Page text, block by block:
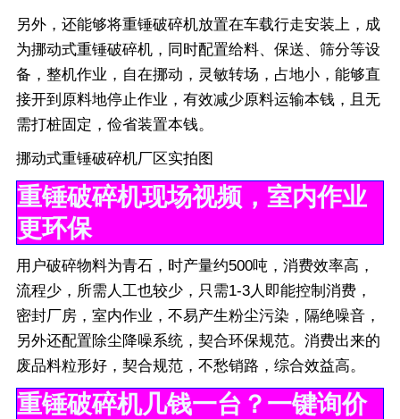
另外，还能够将重锤破碎机放置在车载行走安装上，成
为挪动式重锤破碎机，同时配置给料、保送、筛分等设
备，整机作业，自在挪动，灵敏转场，占地小，能够直
接开到原料地停止作业，有效减少原料运输本钱，且无
需打桩固定，俭省装置本钱。
挪动式重锤破碎机厂区实拍图
重锤破碎机现场视频，室内作业
更环保
用户破碎物料为青石，时产量约500吨，消费效率高，
流程少，所需人工也较少，只需1-3人即能控制消费，
密封厂房，室内作业，不易产生粉尘污染，隔绝噪音，
另外还配置除尘降噪系统，契合环保规范。消费出来的
废品料粒形好，契合规范，不愁销路，综合效益高。
重锤破碎机几钱一台？一键询价